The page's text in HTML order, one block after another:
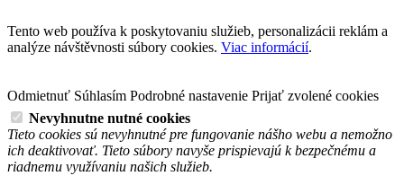
Tento web používa k poskytovaniu služieb, personalizácii reklám a
analýze návštěvnosti súbory cookies. Viac informácií.
Odmietnuť Súhlasím Podrobné nastavenie Prijať zvolené cookies
Nevyhnutne nutné cookies
Tieto cookies sú nevyhnutné pre fungovanie nášho webu a nemožno
ich deaktivovať. Tieto súbory navyše prispievajú k bezpečnému a
riadnemu využívaniu našich služieb.